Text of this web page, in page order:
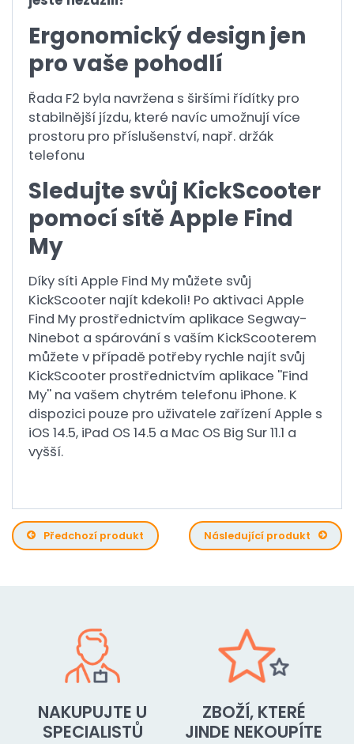
Ergonomický design jen
pro vaše pohodlí
Řada F2 byla navržena s širšími řídítky pro
stabilnější jízdu, které navíc umožnují více
prostoru pro příslušenství, např. držák
telefonu
Sledujte svůj KickScooter
pomocí sítě Apple Find
My
Díky síti Apple Find My můžete svůj
KickScooter najít kdekoli! Po aktivaci Apple
Find My prostřednictvím aplikace Segway-
Ninebot a spárování s vaším KickScooterem
můžete v případě potřeby rychle najít svůj
KickScooter prostřednictvím aplikace ''Find
My'' na vašem chytrém telefonu iPhone. K
dispozici pouze pro uživatele zařízení Apple s
iOS 14.5, iPad OS 14.5 a Mac OS Big Sur 11.1 a
vyšší.
Předchozí produkt Následující produkt
NAKUPUJTE U
SPECIALISTŮ
ZBOŽÍ, KTERÉ
JINDE NEKOUPÍTE